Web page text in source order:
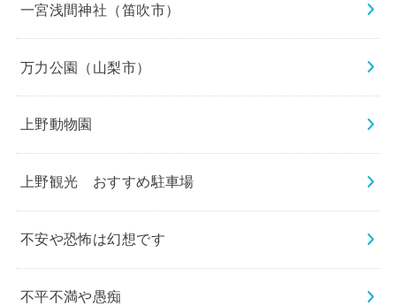
一宮浅間神社（笛吹市）
万力公園（山梨市）
上野動物園
上野観光 おすすめ駐車場
不安や恐怖は幻想です
不平不満や愚痴